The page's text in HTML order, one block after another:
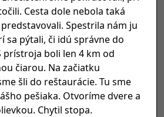
Cesta dole nebola taká
Spestrila nám ju
sa pýtali, či idú správne do
prístroja boli len 4 km od
čiarou. Na začiatku
šli do reštaurácie. Tu sme
pešiaka. Otvoríme dvere a
Chytil stopa.